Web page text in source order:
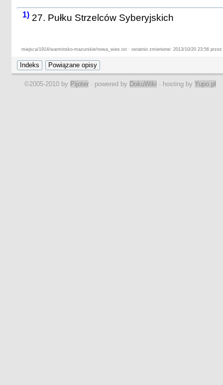
1) 27. Pułku Strzelców Syberyjskich
miejsca/1914/warminsko-mazurskie/nowa_wies.txt · ostatnio zmienione: 2013/10/20 23:56 przez
©2005-2010 by Pijoter · powered by DokuWiki · hosting by Yupo.pl